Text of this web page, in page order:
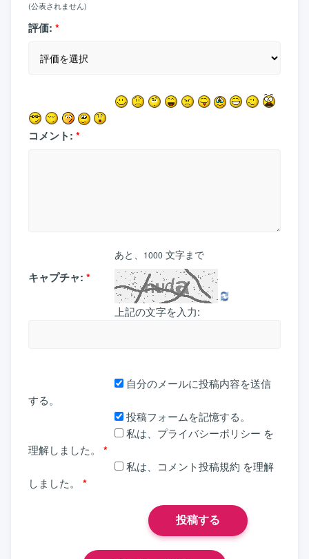
(公表されません)
評価: *
コメント: *
あと、 1000 文字まで
キャプチャ: *
上記の文字を入力:
自分のメールに投稿内容を送信
する。
投稿フォームを記憶する。
私は、 プライバシーポリシー を
理解しました。
*
私は、 コメント投稿規約 を理解
しました。
*